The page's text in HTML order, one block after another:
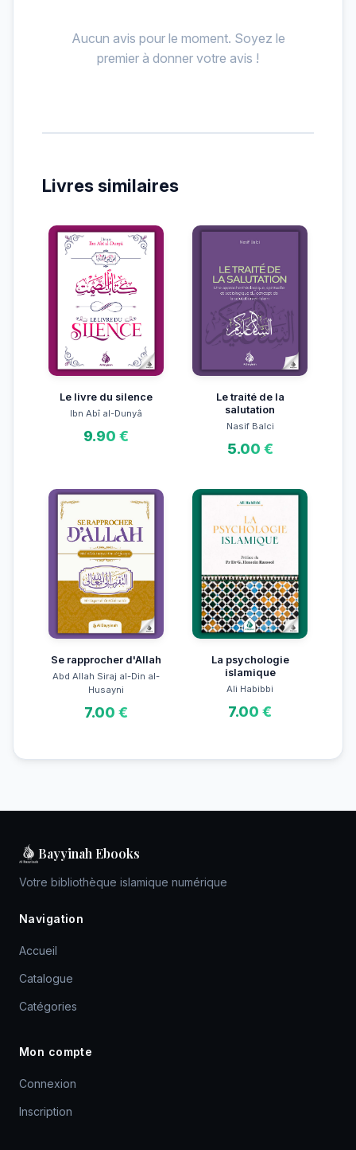
Aucun avis pour le moment. Soyez le
premier à donner votre avis !
Livres similaires
Le livre du silence
Ibn Abî al-Dunyâ
9.90 €
Le traité de la
salutation
Nasif Balci
5.00 €
Se rapprocher d'Allah
Abd Allah Siraj al-Din al-
Husayni
7.00 €
La psychologie
islamique
Ali Habibbi
7.00 €
Bayyinah Ebooks
Votre bibliothèque islamique numérique
Navigation
Accueil
Catalogue
Catégories
Mon compte
Connexion
Inscription